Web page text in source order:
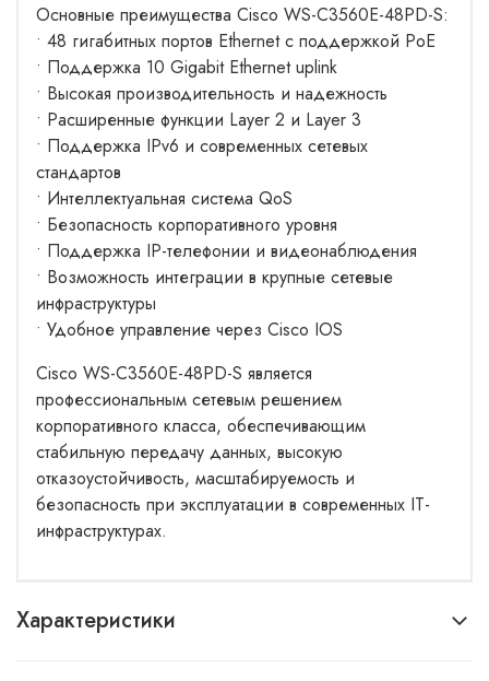
Основные преимущества Cisco WS-C3560E-48PD-S:
• 48 гигабитных портов Ethernet с поддержкой PoE
• Поддержка 10 Gigabit Ethernet uplink
• Высокая производительность и надежность
• Расширенные функции Layer 2 и Layer 3
• Поддержка IPv6 и современных сетевых
стандартов
• Интеллектуальная система QoS
• Безопасность корпоративного уровня
• Поддержка IP-телефонии и видеонаблюдения
• Возможность интеграции в крупные сетевые
инфраструктуры
• Удобное управление через Cisco IOS
Cisco WS-C3560E-48PD-S является
профессиональным сетевым решением
корпоративного класса, обеспечивающим
стабильную передачу данных, высокую
отказоустойчивость, масштабируемость и
безопасность при эксплуатации в современных IT-
инфраструктурах.
Характеристики